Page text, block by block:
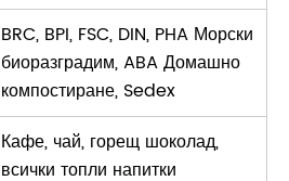
BRC, BPI, FSC, DIN, PHA Морски
биоразградим, ABA Домашно
компостиране, Sedex
Кафе, чай, горещ шоколад,
всички топли напитки